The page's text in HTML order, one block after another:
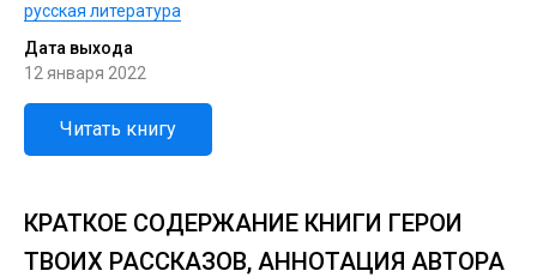
русская литература
Дата выхода
12 января 2022
Читать книгу
КРАТКОЕ СОДЕРЖАНИЕ КНИГИ ГЕРОИ
ТВОИХ РАССКАЗОВ, АННОТАЦИЯ АВТОРА